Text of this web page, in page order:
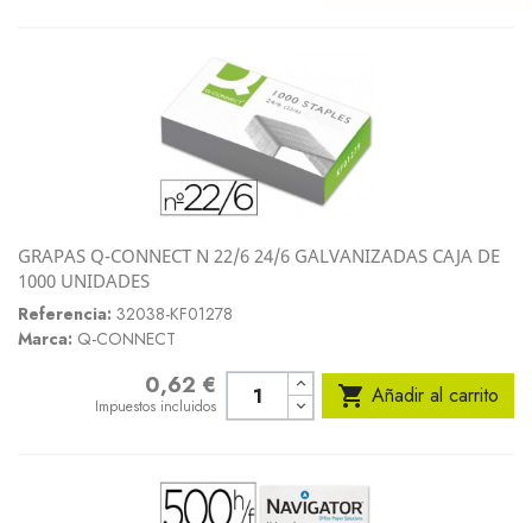
GRAPAS Q-CONNECT N 22/6 24/6 GALVANIZADAS CAJA DE
1000 UNIDADES
Referencia: 32038-KF01278
Marca: Q-CONNECT
0,62 €
Impuestos incluidos  Añadir al carrito